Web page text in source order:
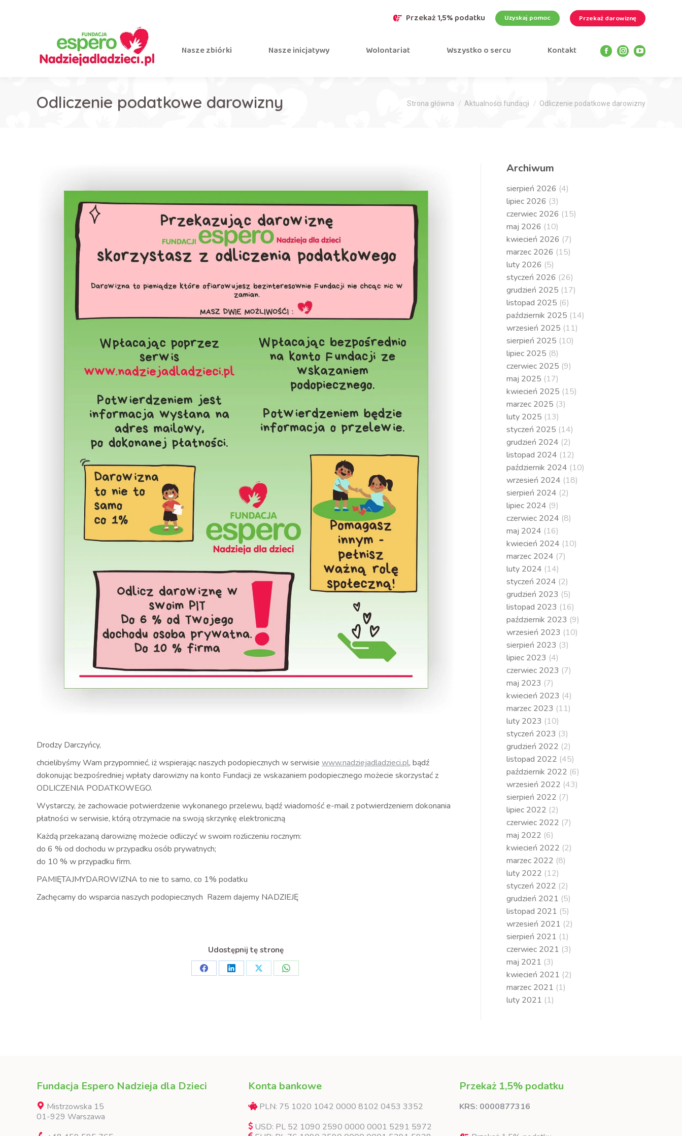
Przekaż 1,5% podatku Uzyskaj pomoc Przekaż darowiznę
Nasze zbiórki Nasze inicjatywy Wolontariat Wszystko o sercu Kontakt
Facebook
new
Instagram
new
YouTube
new
Odliczenie podatkowe darowizny Jesteś tutaj:
Strona główna Aktualności fundacji Odliczenie podatkowe darowizny
Drodzy Darczyńcy,
chcielibyśmy Wam przypomnieć, iż wspierając naszych podopiecznych w serwisie www.nadziejadladzieci.pl, bądź
dokonując bezpośredniej wpłaty darowizny na konto Fundacji ze wskazaniem podopiecznego możecie skorzystać z
ODLICZENIA PODATKOWEGO.
Wystarczy, że zachowacie potwierdzenie wykonanego przelewu, bądź wiadomość e-mail z potwierdzeniem dokonania
płatności w serwisie, którą otrzymacie na swoją skrzynkę elektroniczną
Każdą przekazaną darowiznę możecie odliczyć w swoim rozliczeniu rocznym:
do 6 % od dochodu w przypadku osób prywatnych;
do 10 % w przypadku firm.
PAMIĘTAJMYDAROWIZNA to nie to samo, co 1% podatku
Zachęcamy do wsparcia naszych podopiecznych Razem dajemy NADZIEJĘ
Udostępnij tę stronę
Share
Share
Share
Share
Archiwum
sierpień 2026 (4)
lipiec 2026 (3)
czerwiec 2026 (15)
maj 2026 (10)
kwiecień 2026 (7)
marzec 2026 (15)
luty 2026 (5)
styczeń 2026 (26)
grudzień 2025 (17)
listopad 2025 (6)
październik 2025 (14)
wrzesień 2025 (11)
sierpień 2025 (10)
lipiec 2025 (8)
czerwiec 2025 (9)
maj 2025 (17)
kwiecień 2025 (15)
marzec 2025 (3)
luty 2025 (13)
styczeń 2025 (14)
grudzień 2024 (2)
listopad 2024 (12)
październik 2024 (10)
wrzesień 2024 (18)
sierpień 2024 (2)
lipiec 2024 (9)
czerwiec 2024 (8)
maj 2024 (16)
kwiecień 2024 (10)
marzec 2024 (7)
luty 2024 (14)
styczeń 2024 (2)
grudzień 2023 (5)
listopad 2023 (16)
październik 2023 (9)
wrzesień 2023 (10)
sierpień 2023 (3)
lipiec 2023 (4)
czerwiec 2023 (7)
maj 2023 (7)
kwiecień 2023 (4)
marzec 2023 (11)
luty 2023 (10)
styczeń 2023 (3)
grudzień 2022 (2)
listopad 2022 (45)
październik 2022 (6)
wrzesień 2022 (43)
sierpień 2022 (7)
lipiec 2022 (2)
czerwiec 2022 (7)
maj 2022 (6)
kwiecień 2022 (2)
marzec 2022 (8)
luty 2022 (12)
styczeń 2022 (2)
grudzień 2021 (5)
listopad 2021 (5)
wrzesień 2021 (2)
sierpień 2021 (1)
czerwiec 2021 (3)
maj 2021 (3)
kwiecień 2021 (2)
marzec 2021 (1)
luty 2021 (1)
Fundacja Espero Nadzieja dla Dzieci
Mistrzowska 15
01-929 Warszawa
Konta bankowe
PLN: 75 1020 1042 0000 8102 0453 3352
USD: PL 52 1090 2590 0000 0001 5291 5972
Przekaż 1,5% podatku
KRS: 0000877316